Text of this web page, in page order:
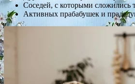
Соседей, с которыми сложились
Активных прабабушек и